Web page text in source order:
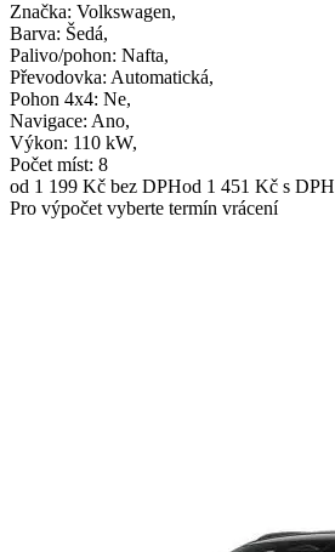
Značka: Volkswagen,
Barva: Šedá,
Palivo/pohon: Nafta,
Převodovka: Automatická,
Pohon 4x4: Ne,
Navigace: Ano,
Výkon: 110 kW,
Počet míst: 8
od 1 199 Kč bez DPHod 1 451 Kč s DPH
Pro výpočet vyberte termín vrácení